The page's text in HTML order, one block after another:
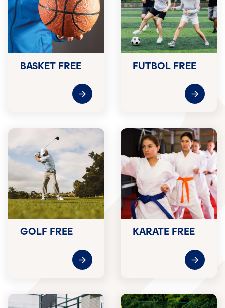
BASKET FREE FUTBOL FREE
GOLF FREE KARATE FREE